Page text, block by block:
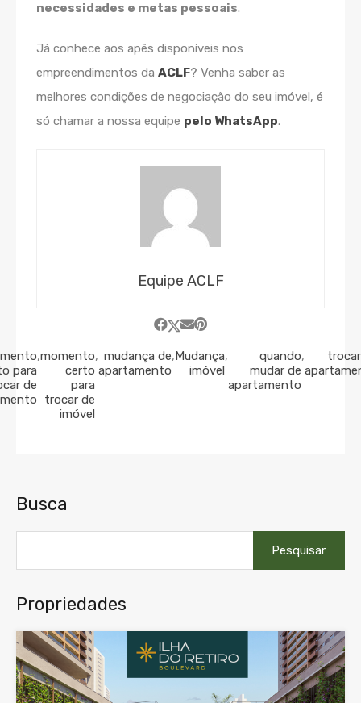
necessidades e metas pessoais.
Já conhece aos apês disponíveis nos
empreendimentos da ACLF? Venha saber as
melhores condições de negociação do seu imóvel, é
só chamar a nossa equipe pelo WhatsApp.
Equipe ACLF
para
de
,momento
certo
para
trocar de
imóvel
, mudança de
apartamento
,Mudança
imóvel
,
quando
mudar de
apartamento
,
Busca
por:
Propriedades